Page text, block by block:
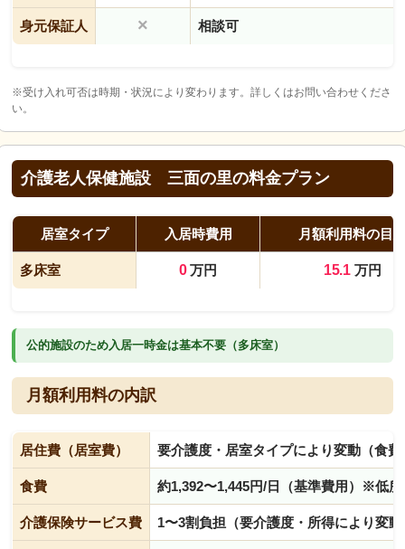
身元保証人 × 相談可
※受け入れ可否は時期・状況により変わります。詳しくはお問い合わせくださ
い。
介護老人保健施設 三面の里の料金プラン
居室タイプ 入居時費用 月額利用料の目
多床室 0万円 15.1万円
公的施設のため入居一時金は基本不要（多床室）
月額利用料の内訳
居住費（居室費） 要介護度・居室タイプにより変動（食
食費 約1,392〜1,445円/日（基準費用）※低
介護保険サービス費 1〜3割負担（要介護度・所得により変動